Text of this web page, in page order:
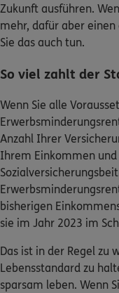
Zukunft ausführen.
mehr, dafür aber
Sie das auch tun.
So viel zahlt der
Wenn Sie alle
Anzahl Ihrer
Ihrem Einkommen
bisherigen
sie im Jahr 2023 im
Das ist in der Regel zu
Lebensstandard zu
sparsam leben. Wenn